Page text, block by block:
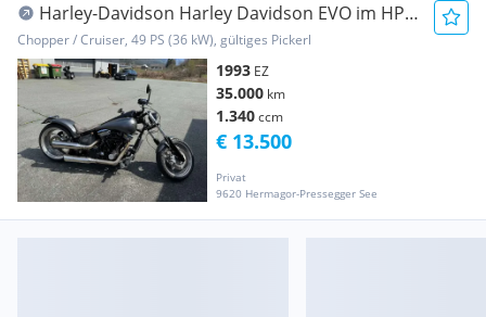
Harley-Davidson Harley Davidson EVO im HPU
Dragster-Rahmen
Chopper / Cruiser, 49 PS (36 kW), gültiges Pickerl
1993 EZ
35.000 km
1.340ccm
Privat
9620 Hermagor-Pressegger See
€ 13.500